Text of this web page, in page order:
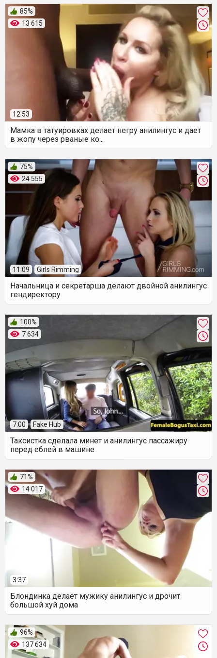
13 615
85%
12:53
Мамка в татуировках делает негру анилингус и дает
в жопу через рваные ко...
24 555
75%
11:09 Girls Rimming
Начальница и секретарша делают двойной анилингус
гендиректору
7 634
100%
7:00 Fake Hub
Таксистка сделала минет и анилингус пассажиру
перед еблей в машине
14 017
71%
3:37
Блондинка делает мужику анилингус и дрочит
большой хуй дома
137 634
96%